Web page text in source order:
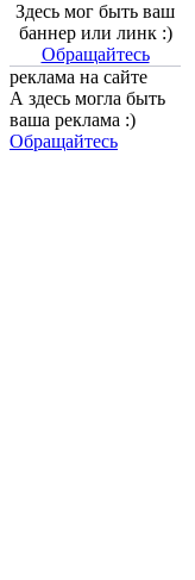
Здесь мог быть ваш
баннер или линк :)
Обращайтесь
реклама на сайте
А здесь могла быть
ваша реклама :)
Обращайтесь